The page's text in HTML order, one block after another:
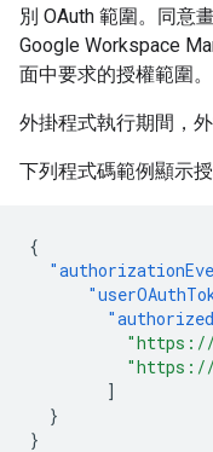
別 OAuth 範圍。同意
Google Workspace
面中要求的授權範圍。
外掛程式執行期間，
下列程式碼範例顯示
{
"https://
"https://
]
}
}